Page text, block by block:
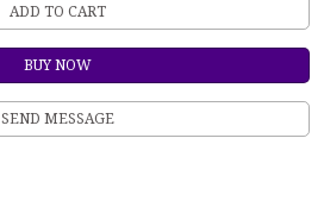
ADD TO CART
BUY NOW
SEND MESSAGE